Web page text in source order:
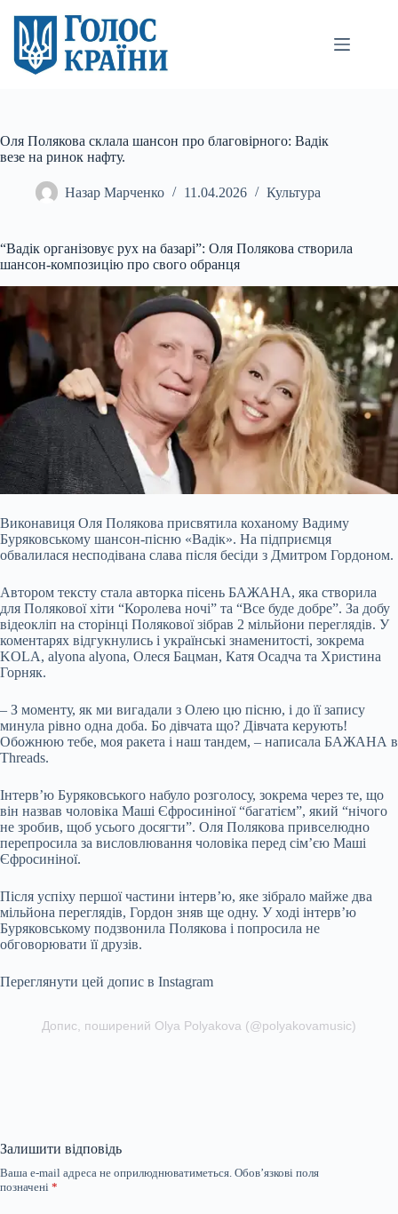
вмісту
Оля Полякова склала шансон про благовірного: Вадік
везе на ринок нафту.
Назар Марченко 11.04.2026 Культура
“Вадік організовує рух на базарі”: Оля Полякова створила
шансон-композицію про свого обранця
Виконавиця Оля Полякова присвятила коханому Вадиму
Буряковському шансон-пісню «Вадік». На підприємця
обвалилася несподівана слава після бесіди з Дмитром Гордоном.
Автором тексту стала авторка пісень БАЖАНА, яка створила
для Полякової хіти “Королева ночі” та “Все буде добре”. За добу
відеокліп на сторінці Полякової зібрав 2 мільйони переглядів. У
коментарях відгукнулись і українські знаменитості, зокрема
KOLA, alyona alyona, Олеся Бацман, Катя Осадча та Христина
Горняк.
– З моменту, як ми вигадали з Олею цю пісню, і до її запису
минула рівно одна доба. Бо дівчата що? Дівчата керують!
Обожнюю тебе, моя ракета і наш тандем, – написала БАЖАНА в
Threads.
Інтерв’ю Буряковського набуло розголосу, зокрема через те, що
він назвав чоловіка Маші Єфросиніної “багатієм”, який “нічого
не зробив, щоб усього досягти”. Оля Полякова привселюдно
перепросила за висловлювання чоловіка перед сім’єю Маші
Єфросиніної.
Після успіху першої частини інтерв’ю, яке зібрало майже два
мільйона переглядів, Гордон зняв ще одну. У ході інтерв’ю
Буряковському подзвонила Полякова і попросила не
обговорювати її друзів.
Переглянути цей допис в Instagram
Допис, поширений Olya Polyakova (@polyakovamusic)
Залишити відповідь
Ваша e-mail адреса не оприлюднюватиметься. Обов’язкові поля
позначені *